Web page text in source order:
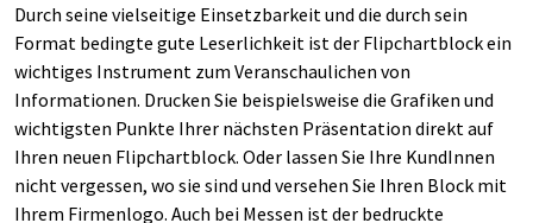
Durch seine vielseitige Einsetzbarkeit und die durch sein
Format bedingte gute Leserlichkeit ist der Flipchartblock ein
wichtiges Instrument zum Veranschaulichen von
Informationen. Drucken Sie beispielsweise die Grafiken und
wichtigsten Punkte Ihrer nächsten Präsentation direkt auf
Ihren neuen Flipchartblock. Oder lassen Sie Ihre KundInnen
nicht vergessen, wo sie sind und versehen Sie Ihren Block mit
Ihrem Firmenlogo. Auch bei Messen ist der bedruckte